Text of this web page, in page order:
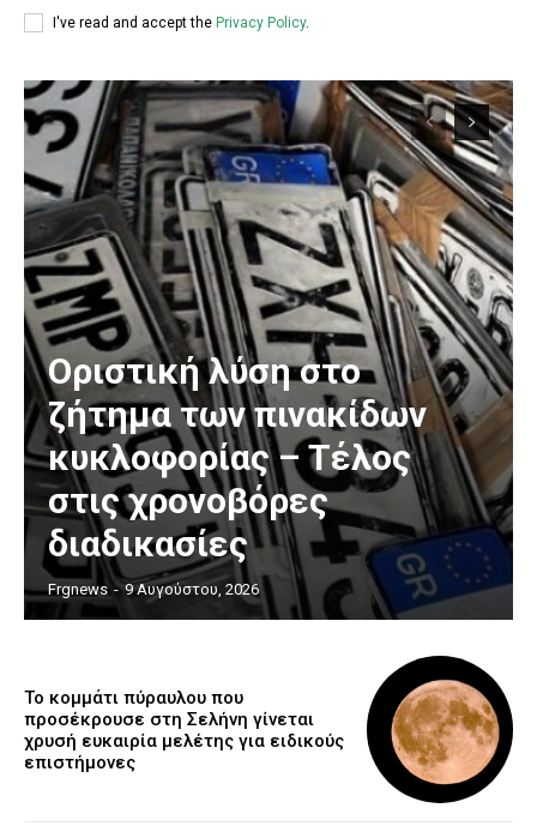
I've read and accept the Privacy Policy.
Οριστική λύση στο
ζήτημα των πινακίδων
κυκλοφορίας – Τέλος
στις χρονοβόρες
διαδικασίες
Frgnews - 9 Αυγούστου, 2026
Το κομμάτι πύραυλου που
προσέκρουσε στη Σελήνη γίνεται
χρυσή ευκαιρία μελέτης για ειδικούς
επιστήμονες